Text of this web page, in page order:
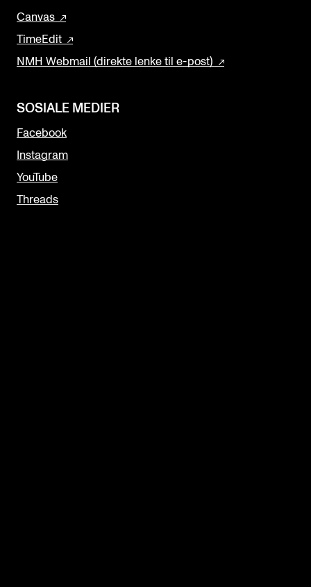
Canvas
TimeEdit
NMH Webmail (direkte lenke til e-post)
SOSIALE MEDIER
Facebook
Instagram
YouTube
Threads